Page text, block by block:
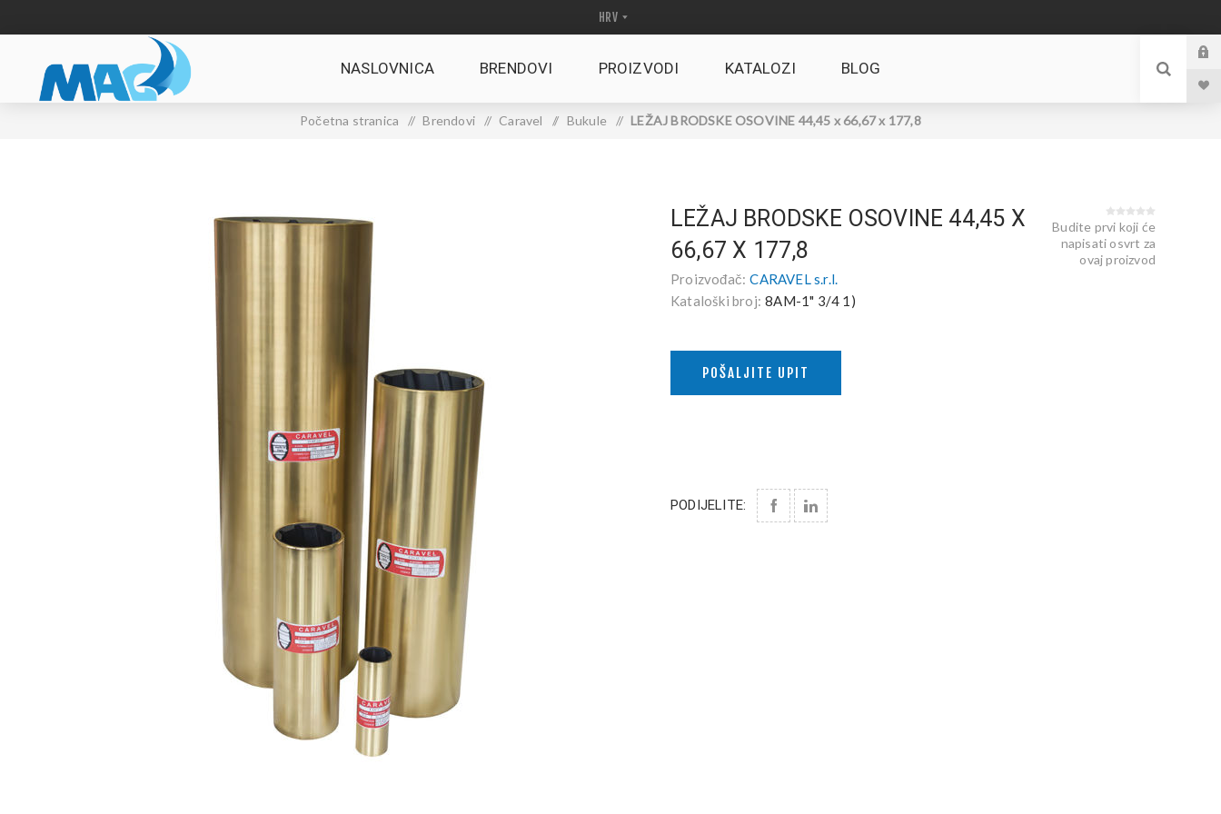
NASLOVNICA BRENDOVI PROIZVODI KATALOZI BLOG
Početna stranica / Brendovi / Caravel / Bukule / LEŽAJ BRODSKE OSOVINE 44,45 x 66,67 x 177,8
LEŽAJ BRODSKE OSOVINE 44,45 X
66,67 X 177,8
Proizvođač: CARAVEL s.r.l.
Kataloški broj: 8AM-1" 3/4 1)
Budite prvi koji će
napisati osvrt za
ovaj proizvod
POŠALJITE UPIT
PODIJELITE: